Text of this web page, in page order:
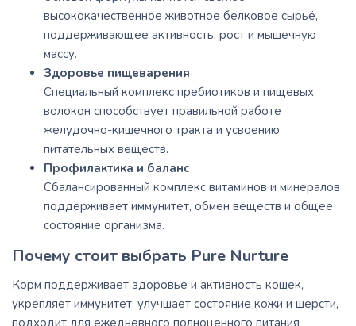
высококачественное животное белковое сырьё,
поддерживающее активность, рост и мышечную
массу.
Здоровье пищеварения
Специальный комплекс пребиотиков и пищевых
волокон способствует правильной работе
желудочно-кишечного тракта и усвоению
питательных веществ.
Профилактика и баланс
Сбалансированный комплекс витаминов и минералов
поддерживает иммунитет, обмен веществ и общее
состояние организма.
Почему стоит выбрать Pure Nurture
Корм поддерживает здоровье и активность кошек,
укрепляет иммунитет, улучшает состояние кожи и шерсти,